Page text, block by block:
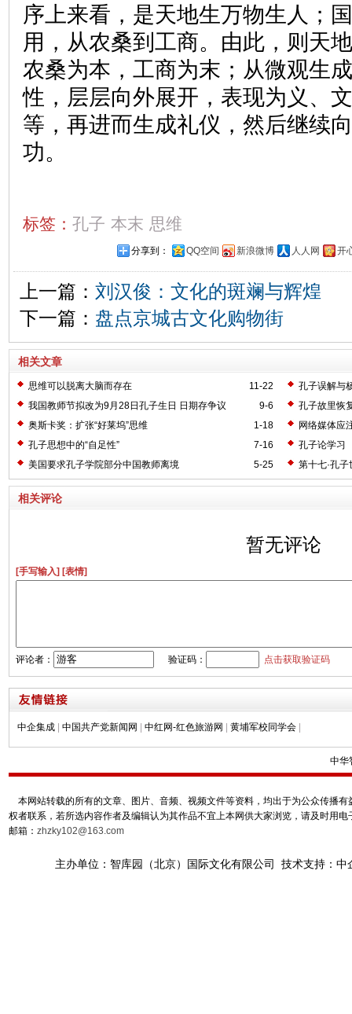
序上来看，是天地生万物生人；
用，从农桑到工商。由此，则天
农桑为本，工商为末；从微观生
性，层层向外展开，表现为义、
等，再进而生成礼仪，然后继续
功。
标签： 孔子 本末 思维
分享到： QQ空间 新浪微博 人人网 开
上一篇： 刘汉俊：文化的斑斓与辉煌
下一篇： 盘点京城古文化购物街
相关文章
11-22
思维可以脱离大脑而存在
孔子误解与
9-6
我国教师节拟改为9月28日孔子生日 日期存争议
孔子故里恢
1-18
奥斯卡奖：扩张“好莱坞”思维
网络媒体应
7-16
孔子思想中的“自足性”
孔子论学习
5-25
美国要求孔子学院部分中国教师离境 第十七·孔子
相关评论
暂无评论
[手写输入] [表情]
评论者： 验证码： 点击获取验证码
中企集成 中国共产党新闻网 中红网-红色旅游网 黄埔军校同学会
中华
本网站转载的所有的文章、图片、音频、视频文件等资料，均出于为公众传播
权者联系，若所选内容作者及编辑认为其作品不宜上本网供大家浏览，请及时用
邮箱： zhzky102@163.com
主办单位：智库园（北京）国际文化有限公司 技术支持：